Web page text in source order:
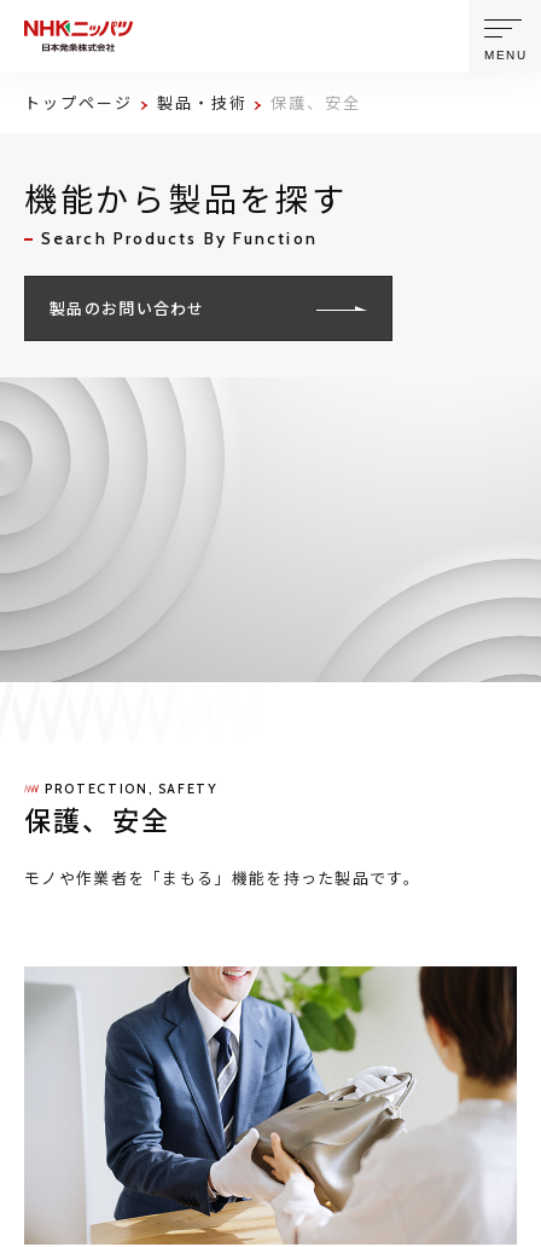
JP
製品・技術
企業情報
サステナビリティ
採用情報
MENU
トップページ 製品・技術 保護、安全
機能から製品を探す
Search Products By Function
製品のお問い合わせ
PROTECTION, SAFETY
保護、安全
モノや作業者を「まもる」機能を持った製品です。